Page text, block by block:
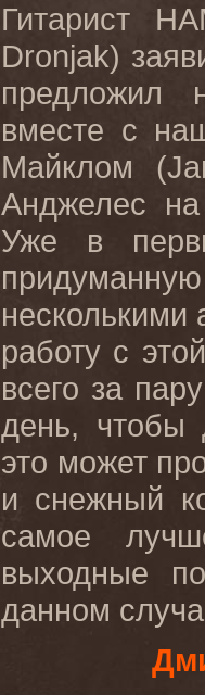
Гитарист
Dronjak)
предложил
вместе с
Майклом
Анджелес
Уже в
работу с
всего за
день, чтобы
это может
и снежный
самое
выходные
данном